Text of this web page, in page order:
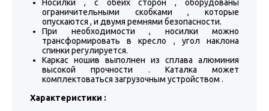
Носилки , с обеих сторон , оборудованы
ограничительными скобками , которые
опускаются , и двумя ремнями безопасности.
При необходимости , носилки можно
трансформировать в кресло , угол наклона
спинки регулируется.
Каркас ношив выполнен из сплава алюминия
высокой прочности . Каталка может
комплектоваться загрузочным устройством .
Характеристики :